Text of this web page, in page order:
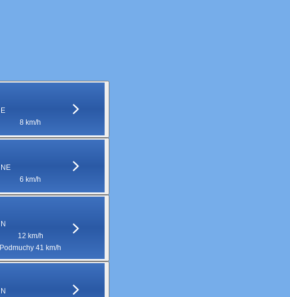
E
8 km/h
NE
6 km/h
N
12 km/h
Podmuchy 41 km/h
N